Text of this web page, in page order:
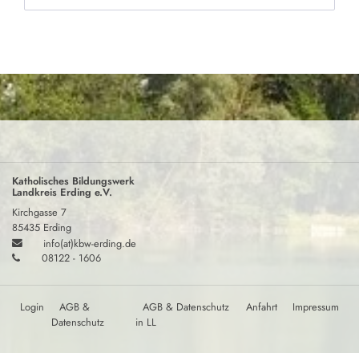
Katholisches Bildungswerk
Landkreis Erding e.V.
Kirchgasse 7
85435 Erding
info(at)kbw-erding.de
08122 - 1606
Login
AGB &
Datenschutz
AGB & Datenschutz
in LL
Anfahrt Impressum